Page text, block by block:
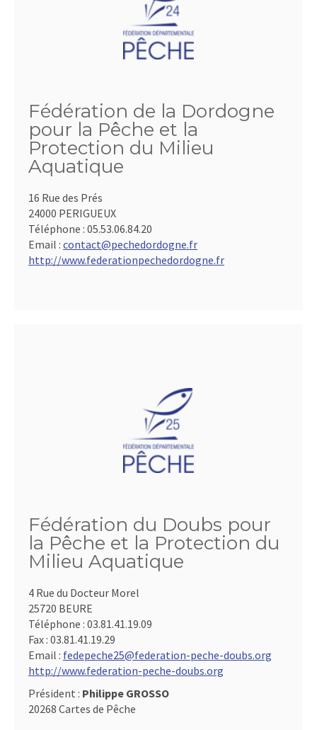
Fédération de la Dordogne
pour la Pêche et la
Protection du Milieu
Aquatique
16 Rue des Prés
24000 PERIGUEUX
Téléphone : 05.53.06.84.20
Email : contact@pechedordogne.fr
http://www.federationpechedordogne.fr
Fédération du Doubs pour
la Pêche et la Protection du
Milieu Aquatique
4 Rue du Docteur Morel
25720 BEURE
Téléphone : 03.81.41.19.09
Fax : 03.81.41.19.29
Email : fedepeche25@federation-peche-doubs.org
http://www.federation-peche-doubs.org
Président : Philippe GROSSO
20268 Cartes de Pêche